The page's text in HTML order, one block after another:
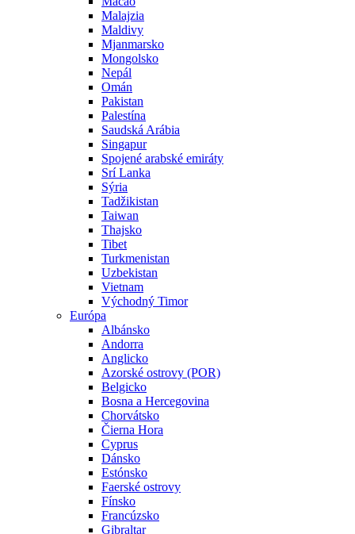
Malajzia
Maldivy
Mjanmarsko
Mongolsko
Nepál
Omán
Pakistan
Palestína
Saudská Arábia
Singapur
Spojené arabské emiráty
Srí Lanka
Sýria
Tadžikistan
Taiwan
Thajsko
Tibet
Turkmenistan
Uzbekistan
Vietnam
Východný Timor
Európa
Albánsko
Andorra
Anglicko
Azorské ostrovy (POR)
Belgicko
Bosna a Hercegovina
Chorvátsko
Čierna Hora
Cyprus
Dánsko
Estónsko
Faerské ostrovy
Fínsko
Francúzsko
Gibraltar